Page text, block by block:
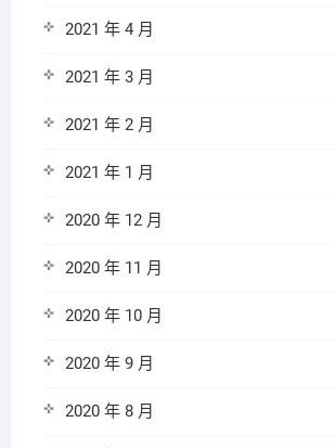
2021 年 4 月
2021 年 3 月
2021 年 2 月
2021 年 1 月
2020 年 12 月
2020 年 11 月
2020 年 10 月
2020 年 9 月
2020 年 8 月